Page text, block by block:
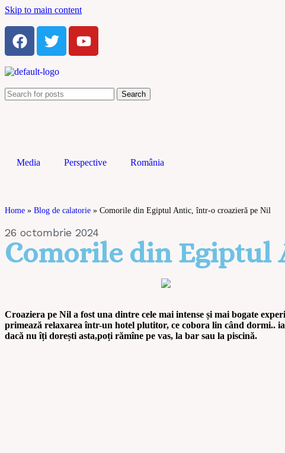
Skip to main content
Search
Media Perspective România
Home » Blog de calatorie » Comorile din Egiptul Antic, într-o croazieră pe Nil
26 octombrie 2024
Comorile din Egiptul
Croaziera pe Nil a fost una dintre cele mai intense și mai bogate
primează relaxarea într-un hotel plutitor, ce cobora lin când dormi..
dacă nu îți dorești asta,poți rămîne pe vas, la bar sau la piscină.